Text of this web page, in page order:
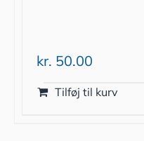
kr. 50.00
Tilføj til kurv